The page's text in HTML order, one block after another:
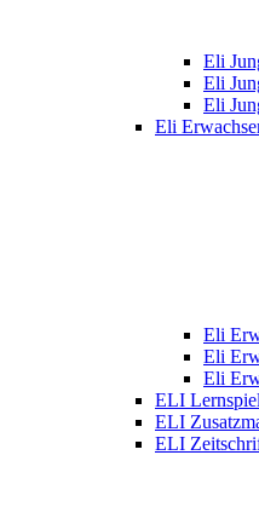
Eli
Eli
Eli
Eli
Eli
Eli
Eli
ELI
ELI
ELI